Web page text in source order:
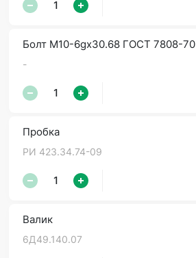
Болт М10-6gx30.68 ГОСТ 7808-70
-
Пробка
РИ 423.34.74-09
Валик
6Д49.140.07